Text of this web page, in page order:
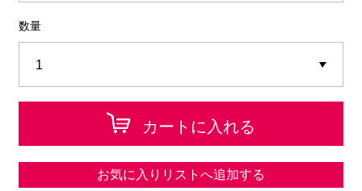
数量
カートに入れる
お気に入りリストへ追加する